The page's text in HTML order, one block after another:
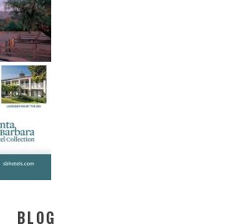
BLOG